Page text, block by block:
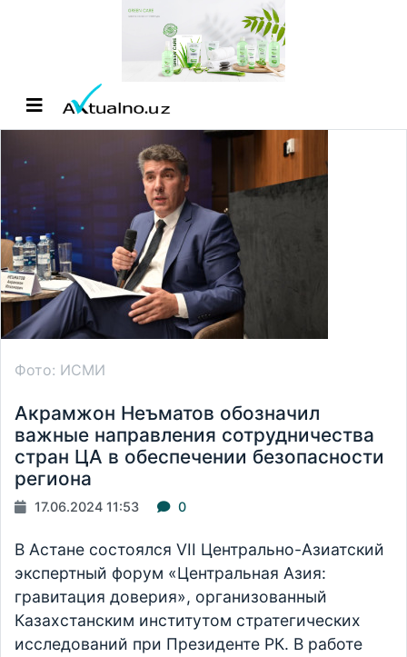
Фото: ИСМИ
Акрамжон Неъматов обозначил
важные направления сотрудничества
стран ЦА в обеспечении безопасности
региона
17.06.2024 11:53 0
В Астане состоялся VII Центрально-Азиатский
экспертный форум «Центральная Азия:
гравитация доверия», организованный
Казахстанским институтом стратегических
исследований при Президенте РК. В работе